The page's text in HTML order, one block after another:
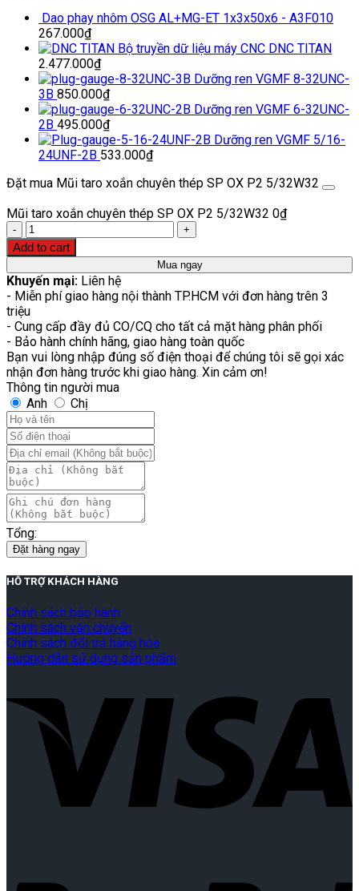
Dao phay nhôm OSG AL+MG-ET 1x3x50x6 - A3F010
267.000₫
Bộ truyền dữ liệu máy CNC DNC TITAN
2.477.000₫
Dưỡng ren VGMF 8-32UNC-
3B 850.000₫
Dưỡng ren VGMF 6-32UNC-
2B 495.000₫
Dưỡng ren VGMF 5/16-
24UNF-2B 533.000₫
Đặt mua Mũi taro xoắn chuyên thép SP OX P2 5/32W32
Mũi taro xoắn chuyên thép SP OX P2 5/32W32 0₫
Quantity
Add to cart
Mua ngay
Khuyến mại: Liên hệ
- Miễn phí giao hàng nội thành TP.HCM với đơn hàng trên 3
triệu
- Cung cấp đầy đủ CO/CQ cho tất cả mặt hàng phân phối
- Bảo hành chính hãng, giao hàng toàn quốc
Bạn vui lòng nhập đúng số điện thoại để chúng tôi sẽ gọi xác
nhận đơn hàng trước khi giao hàng. Xin cảm ơn!
Thông tin người mua
Anh
Chị
Tổng:
Đặt hàng ngay
HỖ TRỢ KHÁCH HÀNG
Chính sách bảo hành
Chính sách vận chuyển
Chính sách đổi trả hàng hóa
Hướng dẫn sử dụng sản phẩm